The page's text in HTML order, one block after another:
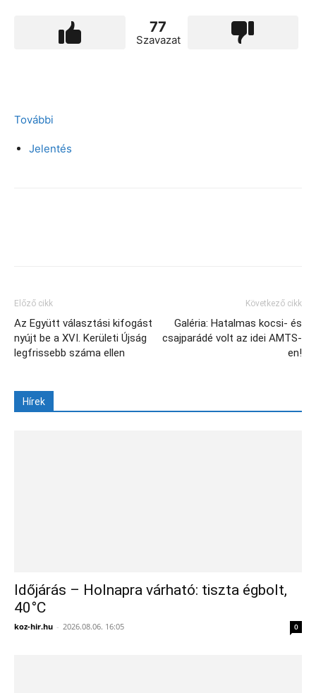
77
Szavazat
További
Jelentés
Előző cikk
Az Együtt választási kifogást
nyújt be a XVI. Kerületi Újság
legfrissebb száma ellen
Következő cikk
Galéria: Hatalmas kocsi- és
csajparádé volt az idei AMTS-
en!
Hírek
Időjárás – Holnapra várható: tiszta égbolt,
40°C
koz-hir.hu - 2026.08.06. 16:05 0